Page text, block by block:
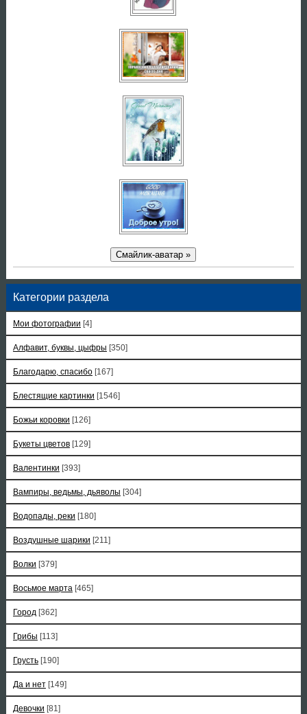
Смайлик-аватар »
Категории раздела
Мои фотографии [4]
Алфавит, буквы, цыфры [350]
Благодарю, спасибо [167]
Блестящие картинки [1546]
Божьи коровки [126]
Букеты цветов [129]
Валентинки [393]
Вампиры, ведьмы, дьяволы [304]
Водопады, реки [180]
Воздушные шарики [211]
Волки [379]
Восьмое марта [465]
Город [362]
Грибы [113]
Грусть [190]
Да и нет [149]
Девочки [81]